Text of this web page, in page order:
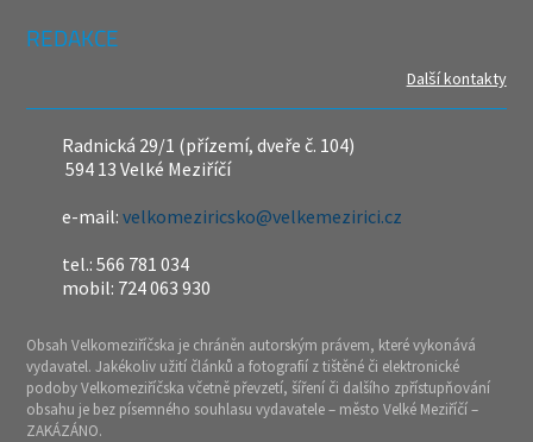
REDAKCE
Další kontakty
Radnická 29/1 (přízemí, dveře č. 104)
594 13 Velké Meziříčí
e-mail:velkomeziricsko@velkemezirici.cz
tel.: 566 781 034
mobil: 724 063 930
Obsah Velkomeziříčska je chráněn autorským právem, které vykonává
vydavatel. Jakékoliv užití článků a fotografií z tištěné či elektronické
podoby Velkomeziříčska včetně převzetí, šíření či dalšího zpřístupňování
obsahu je bez písemného souhlasu vydavatele – město Velké Meziříčí –
ZAKÁZÁNO.